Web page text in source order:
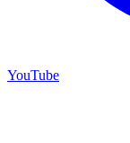
YouTube